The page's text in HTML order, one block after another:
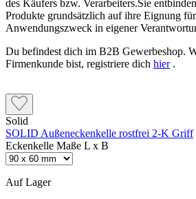
des Käufers bzw. Verarbeiters.Sie
Produkte grundsätzlich auf ihre Eignung
Anwendungszweck in eigener
Du befindest dich im B2B Gewerbeshop.
Firmenkunde bist, registriere dich hier.
Solid
SOLID Außeneckenkelle rostfrei 2-K Griff
Eckenkelle Maße L x B
Auf Lager